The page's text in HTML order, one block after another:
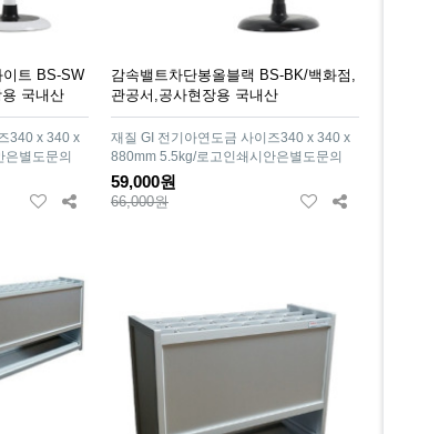
트 BS-SW
국내산
340 x 340 x
별도문의
감속밸트차단봉올블랙 BS-BK/백화점,
관공서,공사현장용 국내산
재질 GI 전기아연도금 사이즈340 x 340 x
880mm 5.5kg/로고인쇄시안은별도문의
59,000원
66,000원